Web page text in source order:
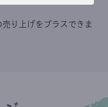
り上げをプラスできま